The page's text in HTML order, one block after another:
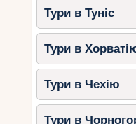
Тури в Туніс
Тури в
Тури в Чехію
Тури в